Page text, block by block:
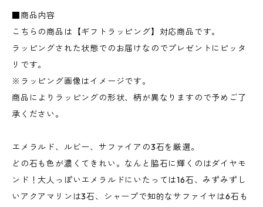
■商品内容
こちらの商品は【ギフトラッピング】対応商品です。
ラッピングされた状態でのお届けなのでプレゼントにピッタ
リです。
※ラッピング画像はイメージです。
商品によりラッピングの形状、柄が異なりますので予めご了
承ください。
エメラルド、ルビー、サファイアの3石を厳選。
どの石も色が濃くてきれい。なんと脇石に輝くのはダイヤモ
ンド！大人っぽいエメラルドにいたっては16石、みずみずし
いアクアマリンは3石、シャープで知的なサファイヤは6石も